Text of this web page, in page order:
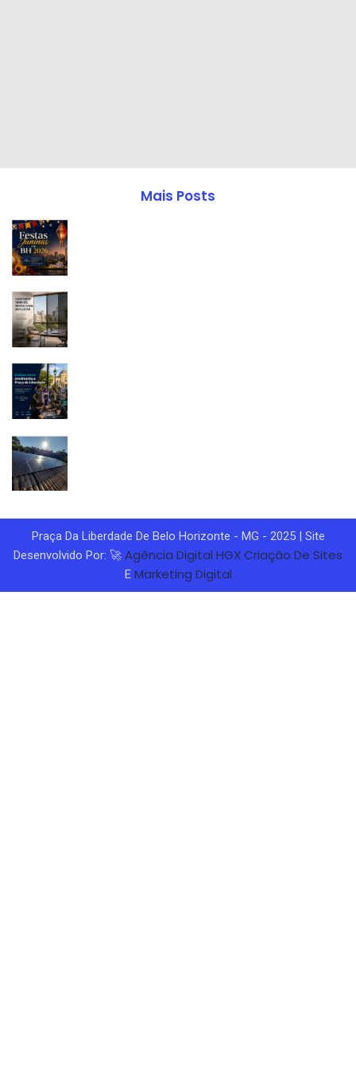
Mais Posts
Praça Da Liberdade De Belo Horizonte - MG - 2025 | Site
Desenvolvido Por: 🚀 Agência Digital HGXCriação De Sites
E Marketing Digital